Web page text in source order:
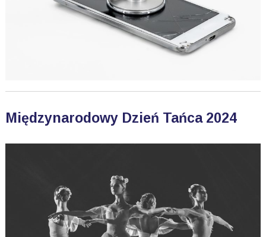
Międzynarodowy Dzień Tańca 2024